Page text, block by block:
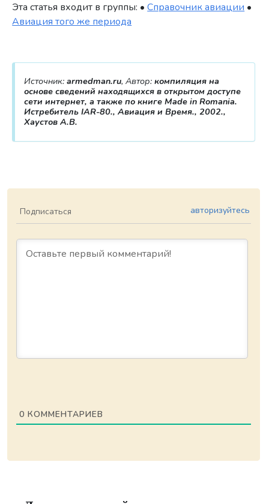
Эта статья входит в группы: •Справочник авиации •
Авиация того же периода
Источник: armedman.ru, Автор: компиляция на
основе сведений находящихся в открытом доступе
сети интернет, а также по книге Made in Romania.
Истребитель IAR-80., Авиация и Время., 2002.,
Хаустов А.В.
Подписаться авторизуйтесь
0 КОММЕНТАРИЕВ